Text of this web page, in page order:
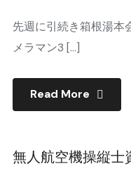
先週に引続き箱根湯本
メラマン3 […]
Read More
無人航空機操縦士